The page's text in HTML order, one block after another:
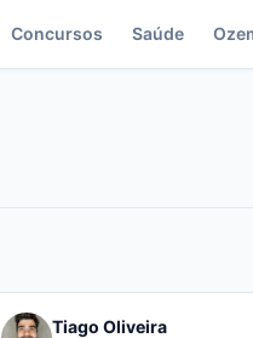
Concursos Saúde
Tiago Oliveira